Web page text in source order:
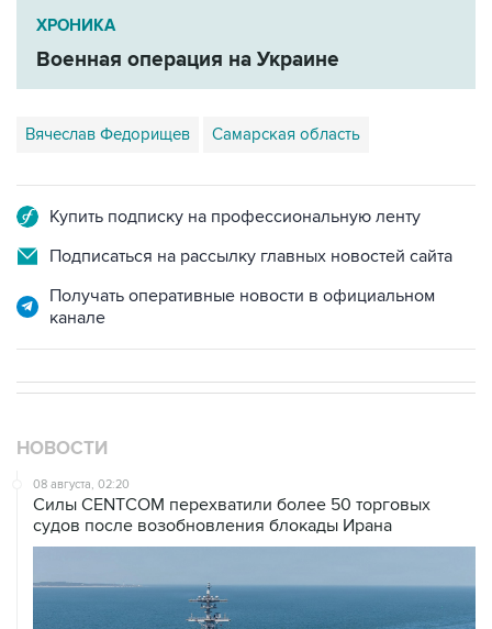
Военная операция на Украине
Вячеслав Федорищев Самарская область
Подписаться на рассылку главных новостей сайта
Получать оперативные новости в официальном
08 августа, 02:20
Силы CENTCOM перехватили более 50 торговых
судов после возобновления блокады Ирана